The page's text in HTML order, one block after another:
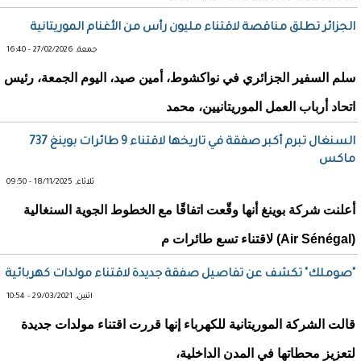
الجزائر تطلق مناقصة لاقتناء مليون رأس من الأغنام الموريتانية
جمعة, 27/02/2026 - 16:40
سلم السفير الجزائري في نواكشوط، أمين صيد، اليوم الجمعة، رئيس
اتحاد أرباب العمل الموريتانيين، محمد
السنغال تبرم أكبر صفقة في تاريخها لاقتناء 9 طائرات بوينغ 737
ماكس
ثلاثاء, 18/11/2025 - 09:50
أعلنت شركة بوينغ أنها وقّعت اتفاقًا مع الخطوط الجوية السنغالية
(Air Sénégal) لاقتناء تسع طائرات م
"صوملك" تكشف عن تفاصيل صفقة جديدة لاقتناء مولدات كهربائية
اثنين, 29/03/2021 - 10:54
قالت الشركة الموريتانية للكهرباء إنها قررت اقتناء مولدات جديدة
لتعزيز محطاتها في المدن الداخلية،